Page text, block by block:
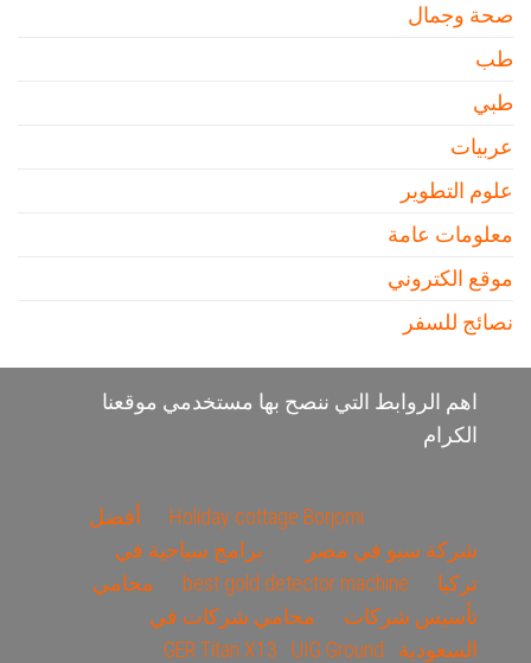
صحة وجمال
طب
طبي
عربيات
علوم التطوير
معلومات عامة
موقع الكتروني
نصائج للسفر
اهم الروابط التي ننصح بها مستخدمي موقعنا
الكرام
Holiday cottage Borjomi
أفضل
شركة سيو في مصر
برامج سياحية في
تركيا
best gold detector machine
محامي
تأسيس شركات
محامي شركات في
السعودية
GER Titan X13
UIG Ground